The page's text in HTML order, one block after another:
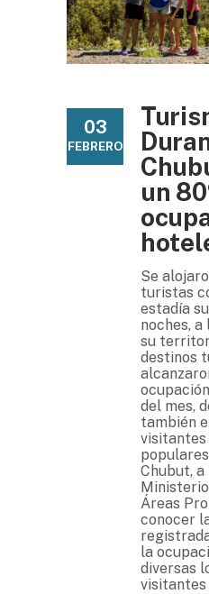
03
FEBRERO
un
Se
turistas
estadía
noches,
su
destinos
del mes,
también
Chubut,
Áreas
conocer
la
diversas